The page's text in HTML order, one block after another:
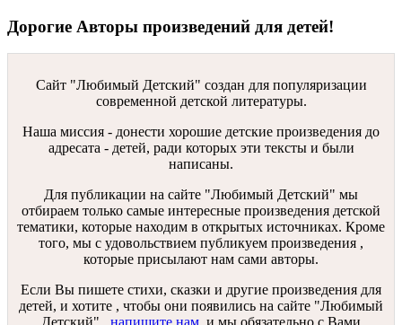
Дорогие Авторы произведений для детей!
Сайт "Любимый Детский" создан для популяризации
современной детской литературы.
Наша миссия - донести хорошие детские произведения до
адресата - детей, ради которых эти тексты и были
написаны.
Для публикации на сайте "Любимый Детский" мы
отбираем только самые интересные произведения детской
тематики, которые находим в открытых источниках. Кроме
того, мы с удовольствием публикуем произведения ,
которые присылают нам сами авторы.
Если Вы пишете стихи, сказки и другие произведения для
детей, и хотите , чтобы они появились на сайте "Любимый